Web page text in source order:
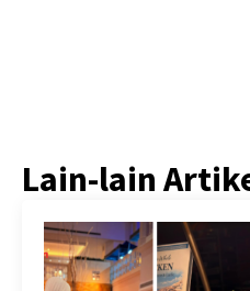
Lain-lain